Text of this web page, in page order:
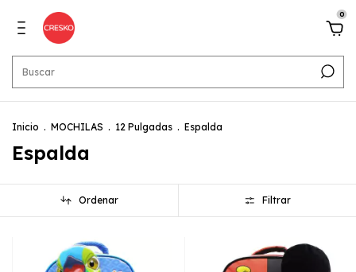
0
Inicio . MOCHILAS . 12 Pulgadas . Espalda
Espalda
Ordenar Filtrar